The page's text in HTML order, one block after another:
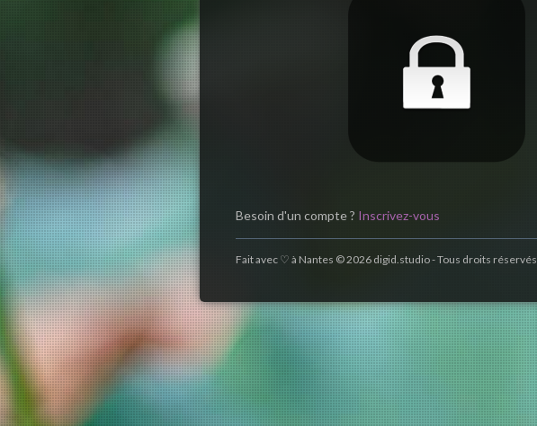
Besoin d'un compte ? Inscrivez-vous
Fait avec ♡ à Nantes © 2026 digid.studio - Tous droits réservés